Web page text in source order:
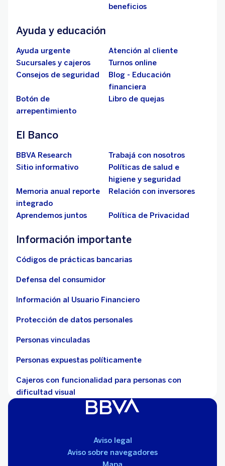
beneficios
Ayuda y educación
Ayuda urgente
Atención al cliente
Sucursales y cajeros
Turnos online
Consejos de seguridad
Blog - Educación
financiera
Botón de
arrepentimiento
Libro de quejas
El Banco
BBVA Research
Trabajá con nosotros
Sitio informativo
Políticas de salud e
higiene y seguridad
Memoria anual reporte
integrado
Relación con inversores
Aprendemos juntos Política de Privacidad
Información importante
Códigos de prácticas bancarias
Defensa del consumidor
Información al Usuario Financiero
Protección de datos personales
Personas vinculadas
Personas expuestas políticamente
Cajeros con funcionalidad para personas con
dificultad visual
Aviso legal
Aviso sobre navegadores